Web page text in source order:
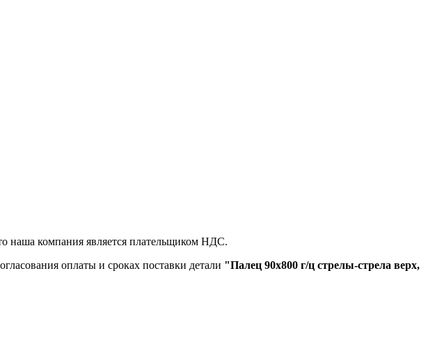
наша компания является плательщиком НДС.
оплаты и сроках поставки детали "Палец 90х800 г/ц стрелы-стрела верх,